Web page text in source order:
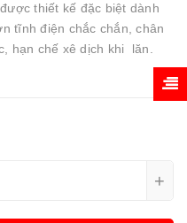
thiết kế đặc biệt dành
tĩnh điện chắc chắn, chân
hạn chế xê dịch khi lăn.
+